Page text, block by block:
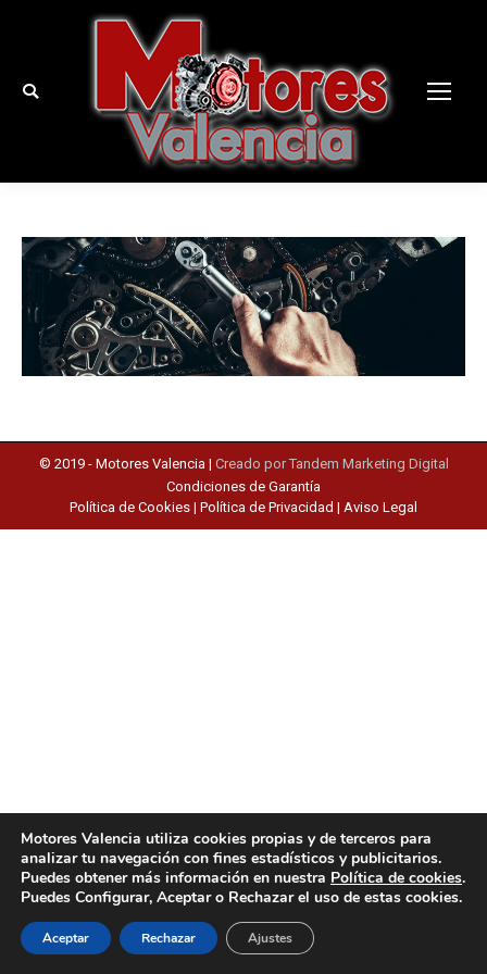
Buscar:
© 2019 - Motores Valencia | Creado por Tandem Marketing Digital
Condiciones de Garantía
Política de Cookies | Política de Privacidad | Aviso Legal
Motores Valencia utiliza cookies propias y de terceros para
analizar tu navegación con fines estadísticos y publicitarios.
Puedes obtener más información en nuestra Política de cookies.
Puedes Configurar, Aceptar o Rechazar el uso de estas cookies.
Aceptar Rechazar Ajustes